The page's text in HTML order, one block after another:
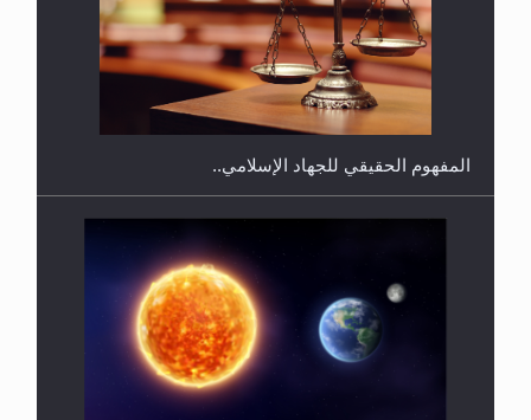
هل يجوز فتح مشروع كوافير نسائي للمحجبات وغير
المحجبات؟
المفهوم الحقيقي للجهاد الإسلامي..